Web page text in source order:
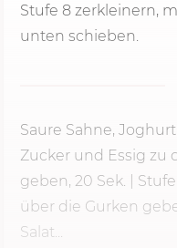
Stufe 8 zerkleinern,
unten schieben.
Saure Sahne,
Zucker und Essig zu
geben, 20 Sek.
über die Gurken
Salat...